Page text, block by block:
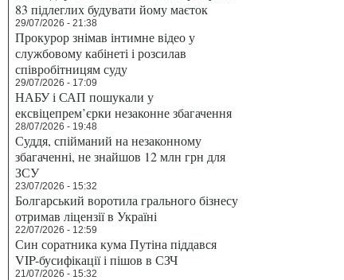
83 підлеглих будувати йому маєток
29/07/2026 - 21:38
Прокурор знімав інтимне відео у
службовому кабінеті і розсилав
співробітницям суду
29/07/2026 - 17:09
НАБУ і САП пошукали у
ексвіцепрем’єрки незаконне збагачення
28/07/2026 - 19:48
Суддя, спійманий на незаконному
збагаченні, не знайшов 12 млн грн для
ЗСУ
23/07/2026 - 15:32
Болгарський воротила грального бізнесу
отримав ліцензії в Україні
22/07/2026 - 12:59
Син соратника кума Путіна піддався
VIP-бусифікації і пішов в СЗЧ
21/07/2026 - 15:32